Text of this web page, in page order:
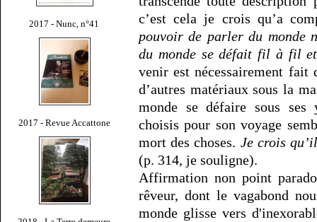
2017 - Nunc, n°41
2017 - Revue Accattone
c’est cela je crois qu’a
pouvoir de parler du monde
du monde se défait fil à fil
venir est nécessairement fait
d’autres matériaux sous la
monde se défaire sous ses
choisis pour son voyage
mort des choses. Je crois
(p. 314, je souligne).
Affirmation non point
rêveur, dont le vagabond
monde glisse vers